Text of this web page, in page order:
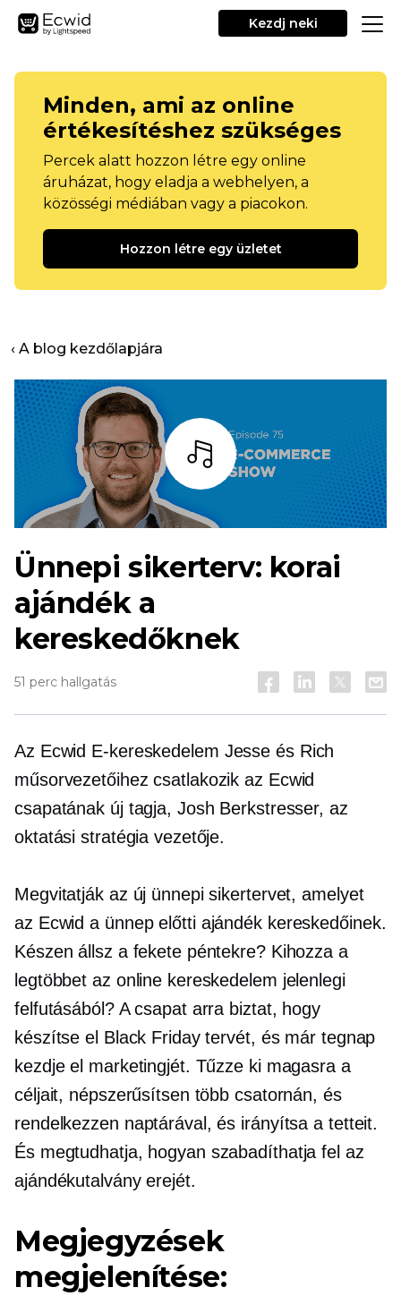
Kezdj neki
Minden, ami az online
értékesítéshez szükséges
Percek alatt hozzon létre egy online
áruházat, hogy eladja a webhelyen, a
közösségi médiában vagy a piacokon.
Hozzon létre egy üzletet
‹ A blog kezdőlapjára
Hallgass
Ünnepi sikerterv: korai
ajándék a
kereskedőknek
51 perc hallgatás
Az Ecwid E-kereskedelem Jesse és Rich
műsorvezetőihez csatlakozik az Ecwid
csapatának új tagja, Josh Berkstresser, az
oktatási stratégia vezetője.
Megvitatják az új ünnepi sikertervet, amelyet
az Ecwid a ünnep előttiajándék kereskedőinek.
Készen állsz a fekete péntekre? Kihozza a
legtöbbet az online kereskedelem jelenlegi
felfutásából? A csapat arra biztat, hogy
készítse el Black Friday tervét, és már tegnap
kezdje el marketingjét. Tűzze ki magasra a
céljait, népszerűsítsen több csatornán, és
rendelkezzen naptárával, és irányítsa a tetteit.
És megtudhatja, hogyan szabadíthatja fel az
ajándékutalvány erejét.
Megjegyzések
megjelenítése: